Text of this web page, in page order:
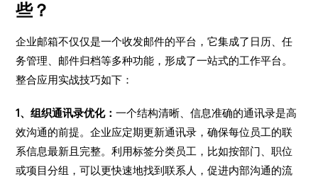
些？
企业邮箱不仅仅是一个收发邮件的平台，它集成了日历、任
务管理、邮件归档等多种功能，形成了一站式的工作平台。
整合应用实战技巧如下：
1、组织通讯录优化：一个结构清晰、信息准确的通讯录是高
效沟通的前提。企业应定期更新通讯录，确保每位员工的联
系信息最新且完整。利用标签分类员工，比如按部门、职位
或项目分组，可以更快速地找到联系人，促进内部沟通的流